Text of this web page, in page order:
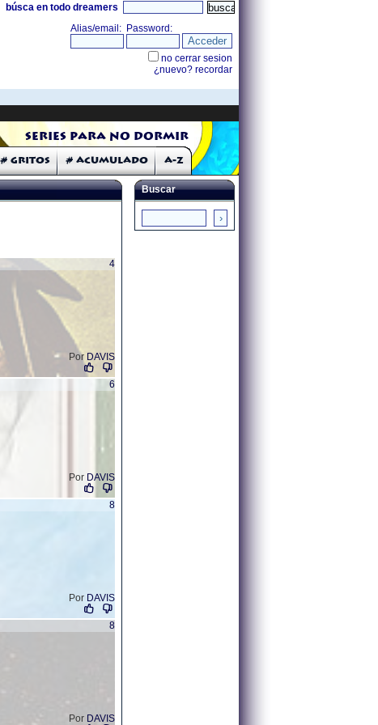
búsca en todo dreamers
Series para no dormir
# Gritos # Acumulado A-Z
4
Por DAVIS
6
Por DAVIS
8
Por DAVIS
8
Por DAVIS
Buscar